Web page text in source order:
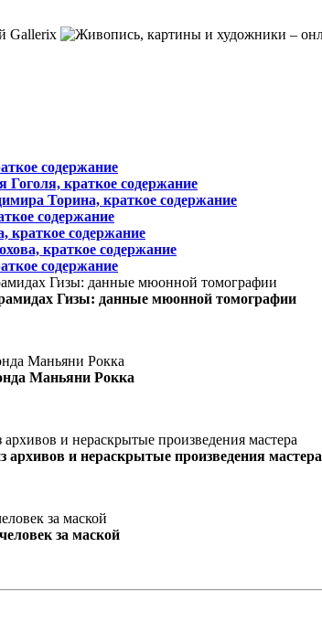
содержание
Гоголя, краткое содержание
Торина, краткое содержание
содержание
краткое содержание
краткое содержание
содержание
Гизы: данные мюонной томографии
Маньяни Рокка
и нераскрытые произведения мастера
за маской